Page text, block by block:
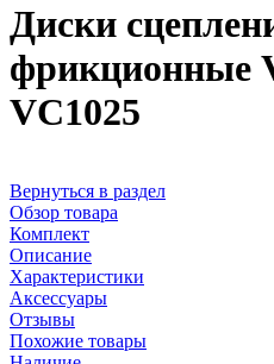
Диски
фрикционные
VC1025
Вернуться в раздел
Обзор товара
Комплект
Описание
Характеристики
Аксессуары
Отзывы
Похожие товары